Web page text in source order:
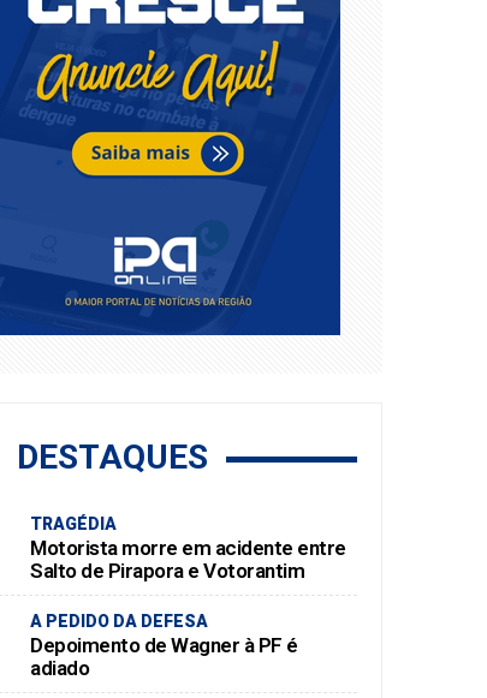
DESTAQUES
TRAGÉDIA
Motorista morre em acidente entre
Salto de Pirapora e Votorantim
A PEDIDO DA DEFESA
Depoimento de Wagner à PF é
adiado